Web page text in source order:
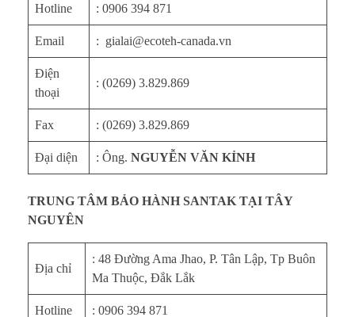
Hotline : 0906 394 871
Email : gialai@ecoteh-canada.vn
Điện
thoại
: (0269) 3.829.869
Fax : (0269) 3.829.869
Đại diện : Ông. NGUYỄN VĂN KỈNH
TRUNG TÂM BẢO HÀNH SANTAK TẠI TÂY
NGUYÊN
Địa chỉ
: 48 Đường Ama Jhao, P. Tân Lập, Tp Buôn
Ma Thuộc, Đắk Lắk
Hotline : 0906 394 871